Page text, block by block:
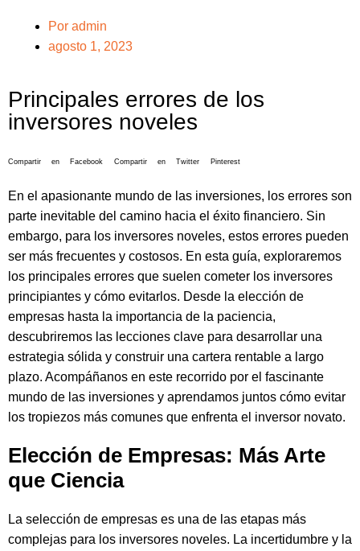
Por admin
agosto 1, 2023
Principales errores de los
inversores noveles
Compartir en Facebook Compartir en Twitter Pinterest
En el apasionante mundo de las inversiones, los errores son
parte inevitable del camino hacia el éxito financiero. Sin
embargo, para los inversores noveles, estos errores pueden
ser más frecuentes y costosos. En esta guía, exploraremos
los principales errores que suelen cometer los inversores
principiantes y cómo evitarlos. Desde la elección de
empresas hasta la importancia de la paciencia,
descubriremos las lecciones clave para desarrollar una
estrategia sólida y construir una cartera rentable a largo
plazo. Acompáñanos en este recorrido por el fascinante
mundo de las inversiones y aprendamos juntos cómo evitar
los tropiezos más comunes que enfrenta el inversor novato.
Elección de Empresas: Más Arte
que Ciencia
La selección de empresas es una de las etapas más
complejas para los inversores noveles. La incertidumbre y la